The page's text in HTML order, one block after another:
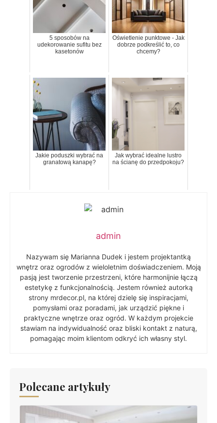
5 sposobów na
udekorowanie sufitu bez
kasetonów
Oświetlenie punktowe - Jak
dobrze podkreślić to, co
chcemy?
Jakie poduszki wybrać na
granatową kanapę?
Jak wybrać idealne lustro
na ścianę do przedpokoju?
admin
Nazywam się Marianna Dudek i jestem projektantką
wnętrz oraz ogrodów z wieloletnim doświadczeniem. Moją
pasją jest tworzenie przestrzeni, które harmonijnie łączą
estetykę z funkcjonalnością. Jestem również autorką
strony mrdecor.pl, na której dzielę się inspiracjami,
pomysłami oraz poradami, jak urządzić piękne i
praktyczne wnętrze oraz ogród. W każdym projekcie
stawiam na indywidualność oraz bliski kontakt z naturą,
pomagając moim klientom odkryć ich własny styl.
Polecane artykuły